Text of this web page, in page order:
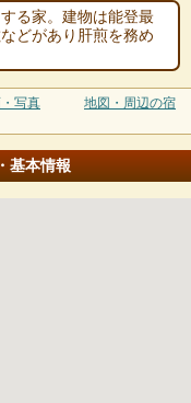
る家。建物は能登最
どがあり肝煎を務め
写真 地図・周辺の宿
基本情報